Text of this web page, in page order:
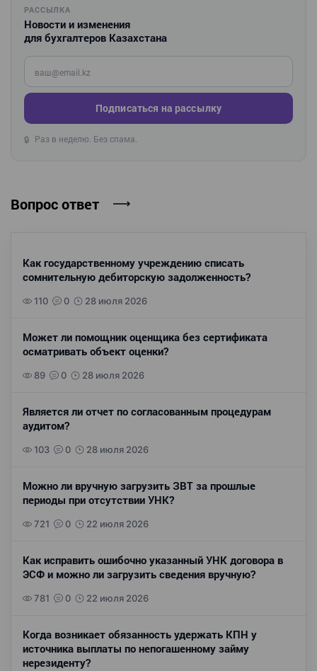
РАССЫЛКА
Новости и изменения
для бухгалтеров Казахстана
Введите ваш e-mail
Подписаться на рассылку
🔒 Раз в неделю. Без спама.
Вопрос ответ
Как государственному учреждению списать
сомнительную дебиторскую задолженность?
110 0 28 июля 2026
Может ли помощник оценщика без сертификата
осматривать объект оценки?
89 0 28 июля 2026
Является ли отчет по согласованным процедурам
аудитом?
103 0 28 июля 2026
Можно ли вручную загрузить ЗВТ за прошлые
периоды при отсутствии УНК?
721 0 22 июля 2026
Как исправить ошибочно указанный УНК договора в
ЭСФ и можно ли загрузить сведения вручную?
781 0 22 июля 2026
Когда возникает обязанность удержать КПН у
источника выплаты по непогашенному займу
нерезиденту?